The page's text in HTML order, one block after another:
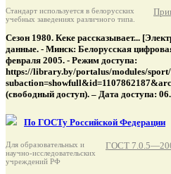
Стандарт используется в белорусских
учебных заведениях различного типа.
Сезон 1980. Кеке рассказывает...
данные. - Минск: Белорусская
февраля 2005. - Режим доступа:
https://library.by/portalus/modules/
(свободный доступ). – Дата доступа:
По ГОСТу Российской Федерации
ГОСТ
Для образовательных и
научно-исследовательских
учреждений РФ